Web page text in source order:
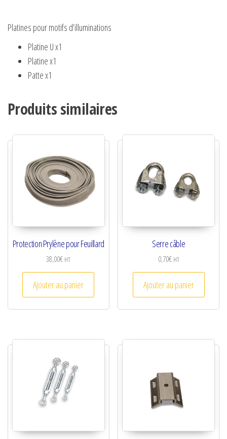
Platines pour motifs d’illuminations
Platine U x1
Platine x1
Patte x1
Produits similaires
Protection Prylène pour Feuillard
38,00€ HT
Ajouter au panier
Serre câble
0,70€ HT
Ajouter au panier